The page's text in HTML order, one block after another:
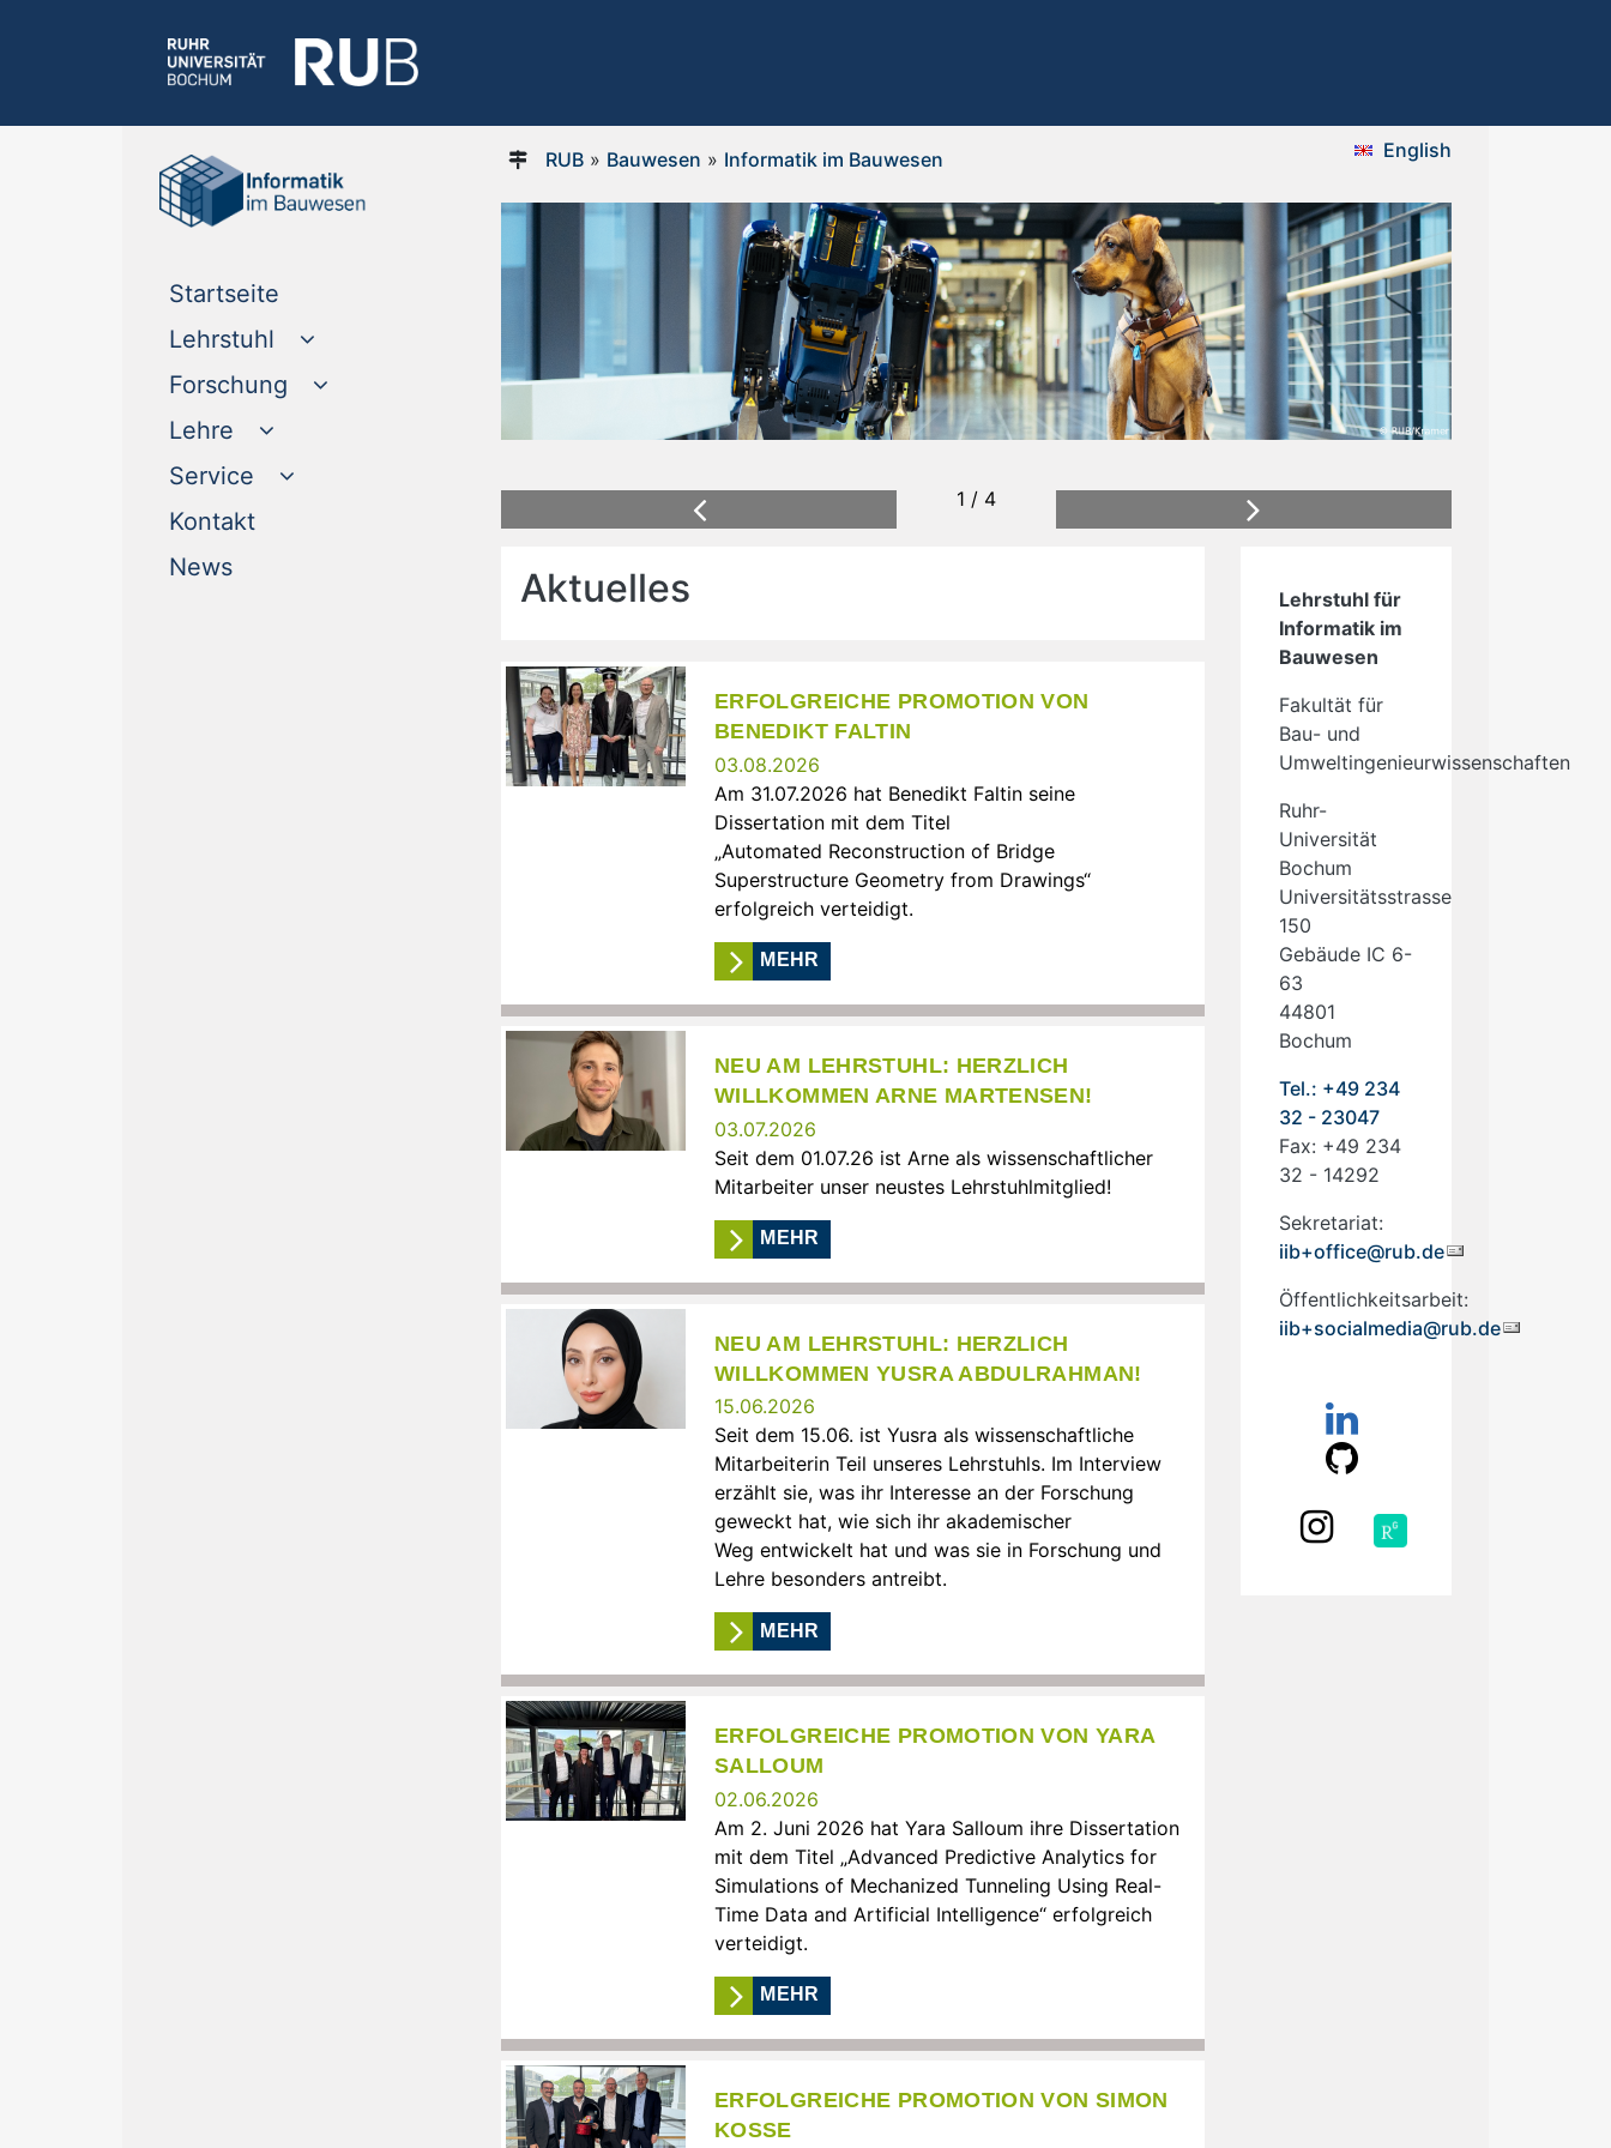
Startseite
Lehrstuhl
Forschung
Lehre
Service
Kontakt(current)
News(current)
RUB» Bauwesen » Informatik im Bauwesen English
1 / 4
Previous
Next
Aktuelles
ERFOLGREICHE PROMOTION VON
BENEDIKT FALTIN
03.08.2026
Am 31.07.2026 hat Benedikt Faltin seine
Dissertation mit dem Titel
„Automated Reconstruction of Bridge
Superstructure Geometry from Drawings“
erfolgreich verteidigt.
MEHR
NEU AM LEHRSTUHL: HERZLICH
WILLKOMMEN ARNE MARTENSEN!
03.07.2026
Seit dem 01.07.26 ist Arne als wissenschaftlicher
Mitarbeiter unser neustes Lehrstuhlmitglied!
MEHR
NEU AM LEHRSTUHL: HERZLICH
WILLKOMMEN YUSRA ABDULRAHMAN!
15.06.2026
Seit dem 15.06. ist Yusra als wissenschaftliche
Mitarbeiterin Teil unseres Lehrstuhls. Im Interview
erzählt sie, was ihr Interesse an der Forschung
geweckt hat, wie sich ihr akademischer
Weg entwickelt hat und was sie in Forschung und
Lehre besonders antreibt.
MEHR
ERFOLGREICHE PROMOTION VON YARA
SALLOUM
02.06.2026
Am 2. Juni 2026 hat Yara Salloum ihre Dissertation
mit dem Titel „Advanced Predictive Analytics for
Simulations of Mechanized Tunneling Using Real-
Time Data and Artificial Intelligence“ erfolgreich
verteidigt.
MEHR
ERFOLGREICHE PROMOTION VON SIMON
KOSSE
Lehrstuhl für
Informatik im
Bauwesen
Fakultät für
Bau- und
Umweltingenieurwissenschaften
Ruhr-
Universität
Bochum
Universitätsstrasse
150
Gebäude IC 6-
63
44801
Bochum
Tel.: +49 234
32 - 23047
Fax: +49 234
32 - 14292
Sekretariat:
iib+office@rub.de
Öffentlichkeitsarbeit:
iib+socialmedia@rub.de